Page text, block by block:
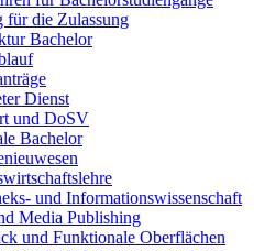
für die Zulassung
Bachelor
Dienst
und DoSV
Bachelor
und Informationswissenschaft
Media Publishing
und Funktionale Oberflächen